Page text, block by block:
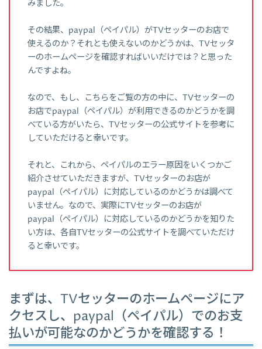
みました。
その結果、paypal（ペイパル）がTVセッターのお店で
使えるのか？それとも使えないのかどうかは、TVセッタ
ーのホームページを確認すればいいだけでは？と思った
んですよね。
なので、もし、こちらをご覧の方の中に、TVセッターの
お店でpaypal（ペイパル）が利用できるのかどうかを調
べている方がいたら、TVセッターの公式サイトを参考に
していただけると幸いです。
それと、これから、ペイパルのエラー原因をいくつかご
紹介させていただきますが、TVセッターのお店が
paypal（ペイパル）に対応しているのかどうかは調べて
いません。なので、実際にTVセッターのお店が
paypal（ペイパル）に対応しているのかどうかを知りた
い方は、各自TVセッターの公式サイトを調べていただけ
ると幸いです。
まずは、TVセッターのホームページにア
クセスし、paypal（ペイパル）でのお支
払いが可能なのかどうかを確認する！